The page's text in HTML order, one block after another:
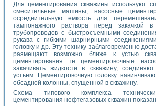
Для цементирования скважины используют
смесительные машины, насосные
осреднительную емкость для
тампонажного раствора перед закачкой в
трубопроводов с быстросъемными
рукава с гибкими шарнирными
головку и др. Эту технику заблаговременно
размещают возможно ближе к устью
цементирования те цементировочные
закачивать жидкости в скважину,
устьем. Цементировочную головку
обсадной колонны, спущенной в скважину.
Схема типового комплекса
цементирования нефтегазовых скважин